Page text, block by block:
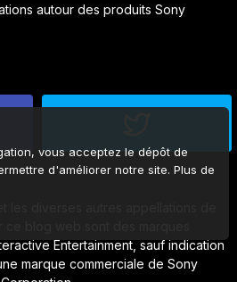
autour des produits Sony
ce blog web sont des marques
Entertainment, sauf indication
marque commerciale de Sony
vous acceptez le dépôt de
d'améliorer notre site. Plus de